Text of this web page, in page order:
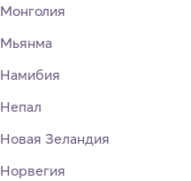
Монголия
Мьянма
Намибия
Непал
Новая Зеландия
Норвегия